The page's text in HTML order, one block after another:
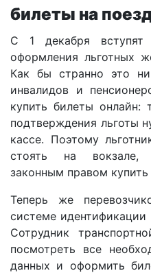
билеты на
С 1 декабря
оформления льготных
Как бы странно это
инвалидов и
купить билеты онлайн:
подтверждения льготы
кассе. Поэтому
стоять на вокзале,
законным правом
Теперь же
системе
Сотрудник
посмотреть все
данных и оформить